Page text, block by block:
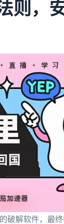
则，
解软件，最